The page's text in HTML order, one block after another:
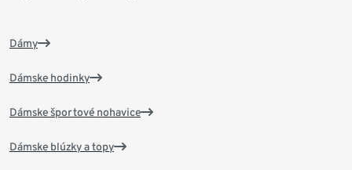
Dámy
Dámske hodinky
Dámske športové nohavice
Dámske blúzky a topy